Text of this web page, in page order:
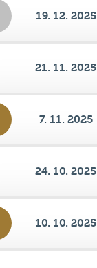
21. 11. 2025
7. 11. 2025
24. 10. 2025
10. 10. 2025
9. 5. 2025